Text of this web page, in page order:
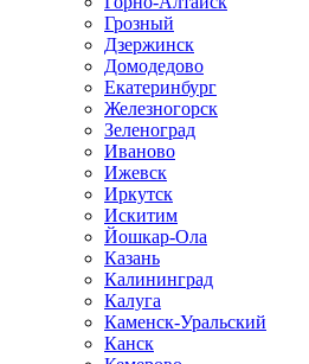
Грозный
Дзержинск
Домодедово
Екатеринбург
Железногорск
Зеленоград
Иваново
Ижевск
Иркутск
Искитим
Йошкар-Ола
Казань
Калининград
Калуга
Каменск-Уральский
Канск